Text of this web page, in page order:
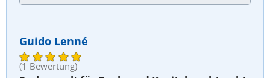
Guido Lenné
(1 Bewertung)